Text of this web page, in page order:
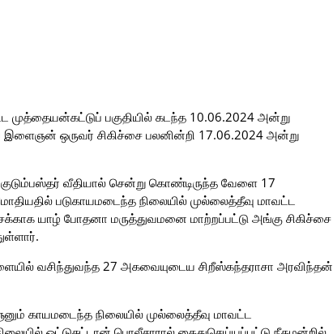
முத்தையன்கட்டுப் பகுதியில் கடந்த 10.06.2024 அன்று
இளைஞன் ஒருவர் சிகிச்சை பலனின்றி 17.06.2024 அன்று
வீதியால் சென்று கொண்டிருந்த வேளை 17
படுகாயமடைந்த நிலையில் முல்லைத்தீவு மாவட்ட
யாழ் போதனா மருத்துவமனை மாற்றப்பட்டு அங்கு சிகிச்சை
வசிந்துவந்த 27 அகவையுடைய சிறீஸ்கந்தராசா அரவிந்தன்
காயமடைந்த நிலையில் முல்லைத்தீவு மாவட்ட